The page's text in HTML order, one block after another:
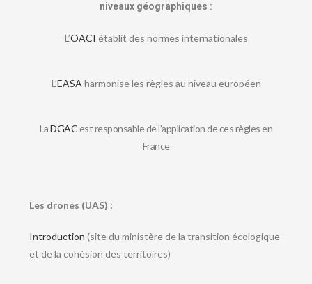
niveaux géographiques :
L’OACI établit des normes internationales
L’EASA harmonise les règles au niveau européen
LaDGACest responsable de l’application de ces règles en
France
Les drones (UAS) :
Introduction (site du ministère de la transition écologique
et de la cohésion des territoires)